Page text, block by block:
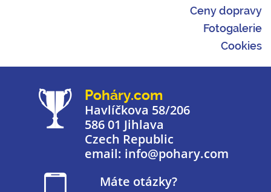
Ceny dopravy
Fotogalerie
Cookies
Poháry.com
Havlíčkova 58/206
586 01 Jihlava
Czech Republic
email: info@pohary.com
Máte otázky?